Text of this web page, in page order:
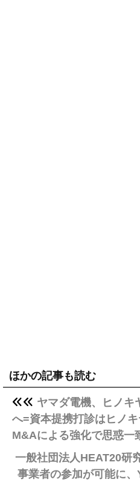
ほかの記事も読む
ヤマダ電機、ヒノキ
へ=資本提携打診はヒノキ
M&Aによる強化で思惑一
一般社団法人HEAT20研
事業者の参加が可能に